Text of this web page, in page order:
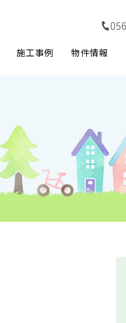
施工事例 物件情報